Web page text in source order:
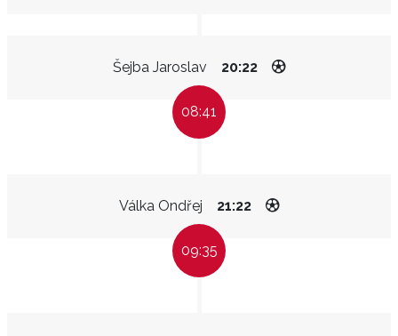
Šejba Jaroslav 20:22
08:41
Válka Ondřej 21:22
09:35